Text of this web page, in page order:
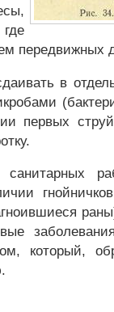
передвижных
в
первых
который,